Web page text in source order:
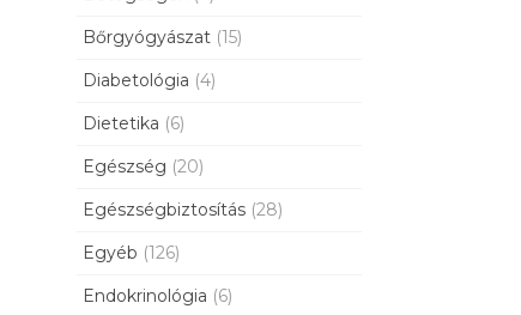
Bőrgyógyászat (15)
Diabetológia (4)
Dietetika (6)
Egészség (20)
Egészségbiztosítás (28)
Egyéb (126)
Endokrinológia (6)